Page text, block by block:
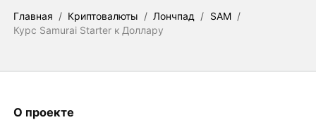
Главная / Криптовалюты / Лончпад / SAM /
Курс Samurai Starter к Доллару
О проекте